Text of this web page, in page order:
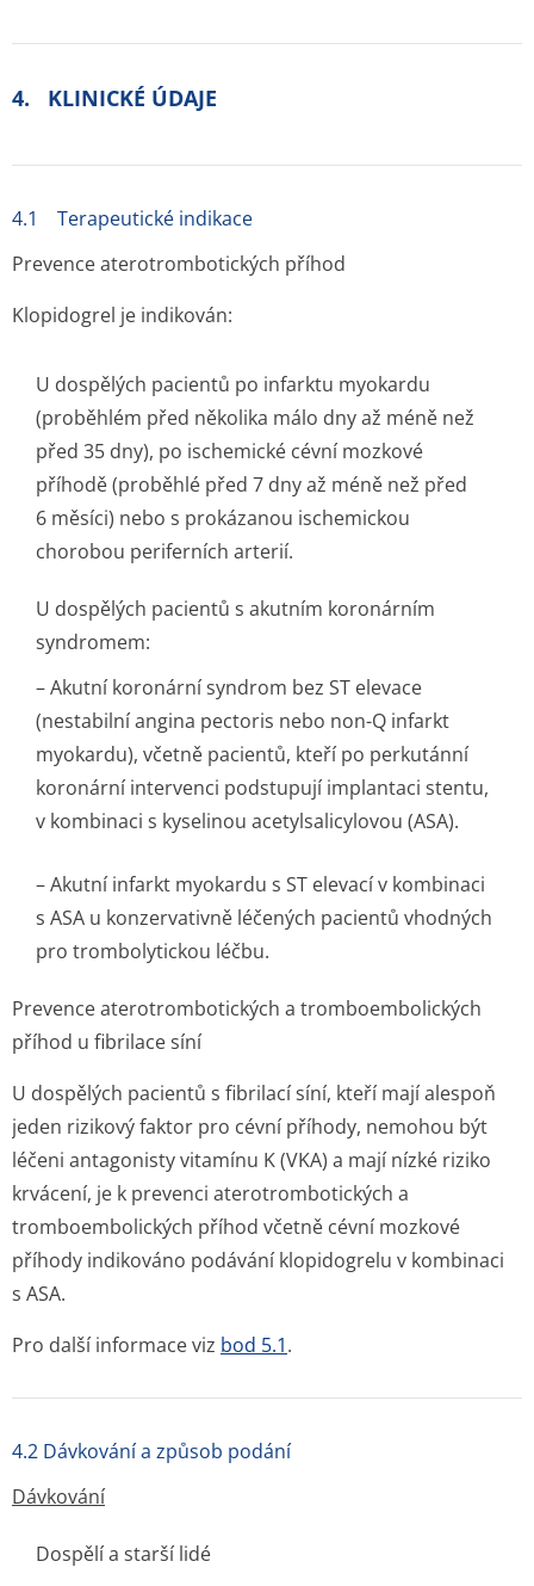
4. KLINICKÉ ÚDAJE
4.1 Terapeutické indikace
Prevence aterotrombotických příhod
Klopidogrel je indikován:
U dospělých pacientů po infarktu myokardu
(proběhlém před několika málo dny až méně než
před 35 dny), po ischemické cévní mozkové
příhodě (proběhlé před 7 dny až méně než před
6 měsíci) nebo s prokázanou ischemickou
chorobou periferních arterií.
U dospělých pacientů s akutním koronárním
syndromem:
– Akutní koronární syndrom bez ST elevace
(nestabilní angina pectoris nebo non-Q infarkt
myokardu), včetně pacientů, kteří po perkutánní
koronární intervenci podstupují implantaci stentu,
v kombinaci s kyselinou acetylsalicylo­vou (ASA).
– Akutní infarkt myokardu s ST elevací v kombinaci
s ASA u konzervativně léčených pacientů vhodných
pro trombolytickou­ léčbu.
Prevence aterotrombotických a tromboembolických
příhod u fibrilace síní
U dospělých pacientů s fibrilací síní, kteří mají alespoň
jeden rizikový faktor pro cévní příhody, nemohou být
léčeni antagonisty vitamínu K (VKA) a mají nízké riziko
krvácení, je k prevenci aterotrombotických a
tromboembolických příhod včetně cévní mozkové
příhody indikováno podávání klopidogrelu v kombinaci
s ASA.
Pro další informace viz bod 5.1.
4.2 Dávkování a způsob podání
Dávkování
Dospělí a starší lidé